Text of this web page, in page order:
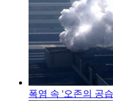
폭염 속 '오존의 공